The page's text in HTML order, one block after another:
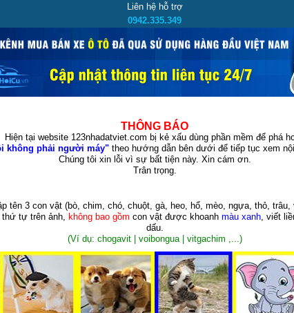
Liên hệ hỗ trợ
0942.335.349
THÔNG BÁO
Hiện tại website 123nhadatviet.com bị kẻ xấu dùng phần mềm để phá
không phải người máy"theo hướng dẫn bên dưới để tiếp tục xem
Chúng tôi xin lỗi vì sự bất tiện này. Xin cám ơn.
Trân trọng.
tên 3 con vật (bò, chim, chó, chuột, gà, heo, hổ, mèo, ngựa, thỏ, trâu,
thứ tự trên ảnh, không bao gồm con vật được khoanh màu xanh, viết
dấu.
(Ví dụ: chogavit | voibongua | vitgachim ,...)